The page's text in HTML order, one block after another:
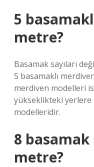
5
metre?
Basamak sayıları
5 basamaklı
merdiven modelleri
yükseklikteki yerlere
modelleridir.
8
metre?